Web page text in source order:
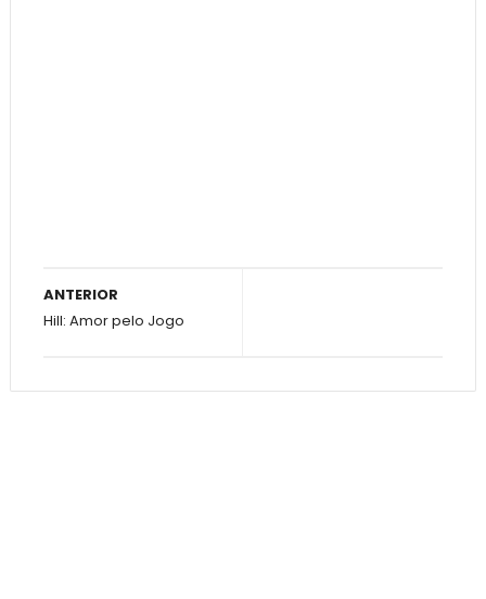
ANTERIOR
Hill: Amor pelo Jogo